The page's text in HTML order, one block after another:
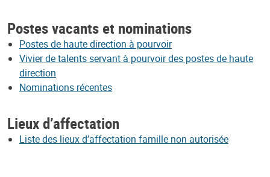
Postes vacants et nominations
Postes de haute direction à pourvoir
Vivier de talents servant à pourvoir des postes de haute
direction
Nominations récentes
Lieux d’affectation
Liste des lieux d’affectation famille non autorisée